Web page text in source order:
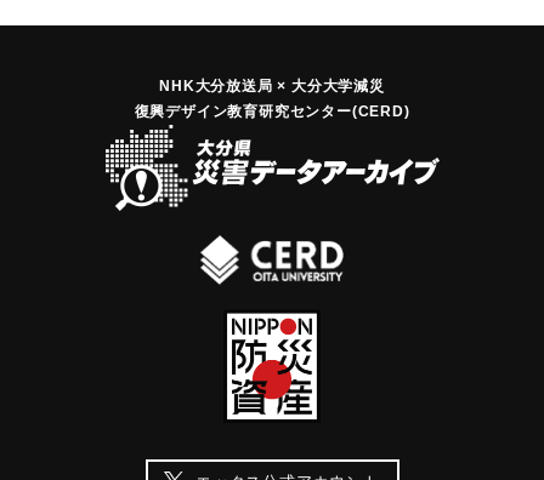
NHK大分放送局 × 大分大学減災
復興デザイン教育研究センター(CERD)